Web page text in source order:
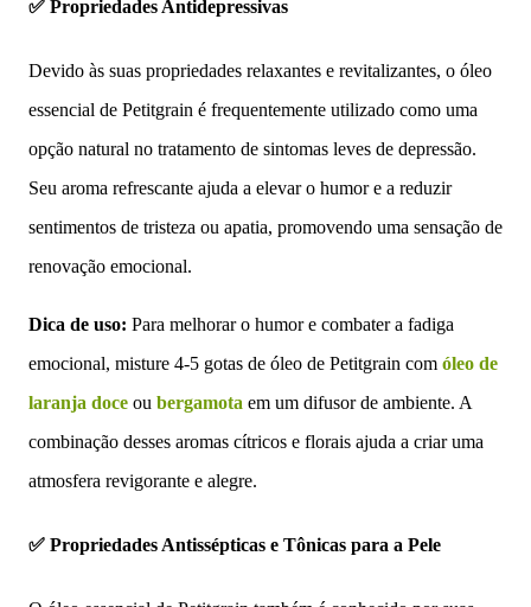
✅ Propriedades Antidepressivas
Devido às suas propriedades relaxantes e revitalizantes, o óleo
essencial de Petitgrain é frequentemente utilizado como uma
opção natural no tratamento de sintomas leves de depressão.
Seu aroma refrescante ajuda a elevar o humor e a reduzir
sentimentos de tristeza ou apatia, promovendo uma sensação de
renovação emocional.
Dica de uso: Para melhorar o humor e combater a fadiga
emocional, misture 4-5 gotas de óleo de Petitgrain com óleo de
laranja doce ou bergamota em um difusor de ambiente. A
combinação desses aromas cítricos e florais ajuda a criar uma
atmosfera revigorante e alegre.
✅ Propriedades Antissépticas e Tônicas para a Pele